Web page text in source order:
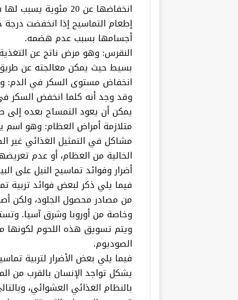
انخفاضها عن 20
إطعام التماسيح إذا انخفضت
أجسامها بسبب عدم هضمه.
النقرس: وهو مرض ناتج عن التغذية
بسيط حيث يمكن معالجته عن طريق منع
انخفاض مستوى السكر في الدم:
وقد وجد أنه كلما انخفض السكر
يمكن أن يعود التمساح بعده إلى
متلازمة أمراض العظام: وهو اسم
مشاكل في التمثيل الغذائي غير
الخالية من العظام، أو عدم
أضرار وفوائد تماسيح النيل على
فيما يلي ذكر لبعض فوائد تربية
من مصادر محصول الجلود، ولكن
ويتم تسويق هذه اللحوم لكونها
الصوديوم.
فيما يلي بعض الأضرار لتربية
يشكل تواجد الإنسان بالقرب من
بالنظام الغذائي العشوائي،